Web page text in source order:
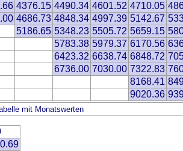
4376.15 4490.34 4601.52 4710.05
4686.73 4848.34 4997.39 5142.67
5186.65 5348.23 5505.72 5659.15
5783.38 5979.37 6170.56
6423.32 6638.74 6848.72
6736.00 7030.00 7322.83
8168.41
9020.36
mit Monatswerten